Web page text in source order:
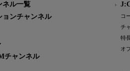
ネル一覧
ョンチャンネル
チャンネル
コ
チ
特
オ